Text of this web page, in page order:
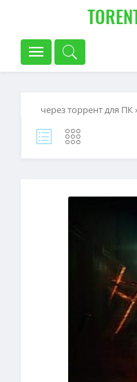
через торрент для ПК